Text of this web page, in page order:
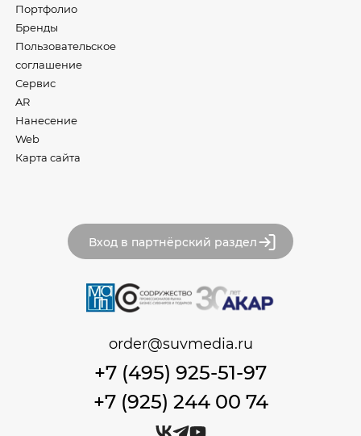
Портфолио
Бренды
Пользовательское
соглашение
Сервис
AR
Нанесение
Web
Карта сайта
Вход в партнёрский раздел
+7 (495) 925-51-97
+7 (925) 244 00 74
order@suvmedia.ru